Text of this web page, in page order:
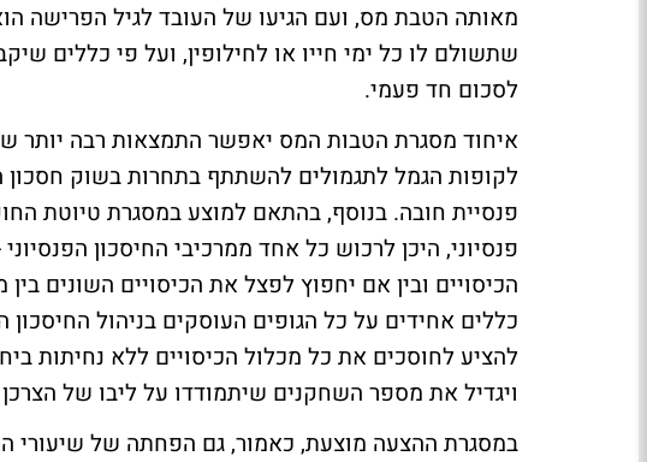
מאותה הטבת מס, ועם הגיעו של העובד לגיל הפרישה
שתשולם לו כל ימי חייו או לחילופין, ועל פי כללים
לסכום חד פעמי.
איחוד מסגרת הטבות המס יאפשר התמצאות רבה יותר
לקופות הגמל לתגמולים להשתתף בתחרות בשוק חסכון
פנסיית חובה. בנוסף, בהתאם למוצע במסגרת טיוטת
פנסיוני, היכן לרכוש כל אחד ממרכיבי החיסכון
הכיסויים ובין אם יחפוץ לפצל את הכיסויים השונים
כללים אחידים על כל הגופים העוסקים בניהול
להציע לחוסכים את כל מכלול הכיסויים ללא נחיתות
ויגדיל את מספר השחקנים שיתמודדו על ליבו של הצרכן
במסגרת ההצעה מוצעת, כאמור, גם הפחתה של שיעורי